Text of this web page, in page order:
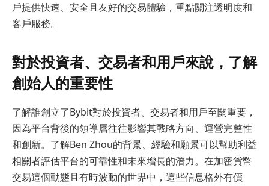
戶提供快速、安全且友好的交易體驗，重點關注透明度和
客戶服務。
對於投資者、交易者和用戶來說，了解
創始人的重要性
了解誰創立了Bybit對於投資者、交易者和用戶至關重要，
因為平台背後的領導層往往影響其戰略方向、運營完整性
和創新。了解Ben Zhou的背景、經驗和願景可以幫助利益
相關者評估平台的可靠性和未來增長的潛力。在加密貨幣
交易這個動態且有時波動的世界中，這些信息格外有價